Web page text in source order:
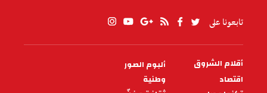
تابعونا على
PIED
DE
أقلام الشروق
ألبوم الصور
اقتصاد
وطنية